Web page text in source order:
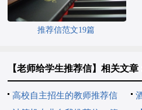
推荐信范文19篇
【老师给学生推荐信】相关文章
高校自主招生的教师推荐信